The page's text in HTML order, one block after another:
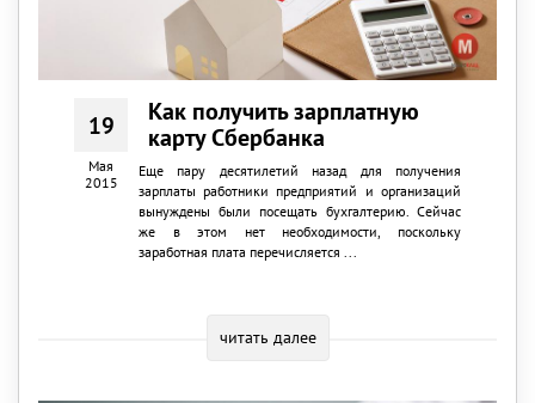
19
Мая
2015
Как получить зарплатную
карту Сбербанка
Еще пару десятилетий назад для получения
зарплаты работники предприятий и организаций
вынуждены были посещать бухгалтерию. Сейчас
же в этом нет необходимости, поскольку
заработная плата перечисляется ...
читать далее